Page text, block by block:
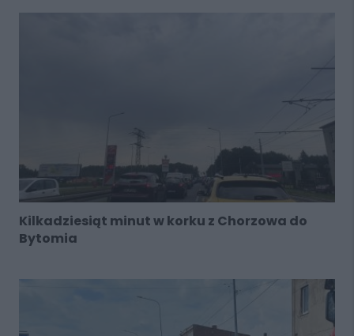
Kilkadziesiąt minut w korku z Chorzowa do
Bytomia